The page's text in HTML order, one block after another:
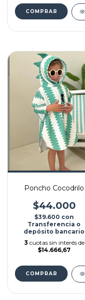
COMPRAR
Poncho Cocodrilo
$44.000
$39.600 con
Transferencia o
depósito bancario
3 cuotas sin interés de
$14.666,67
COMPRAR